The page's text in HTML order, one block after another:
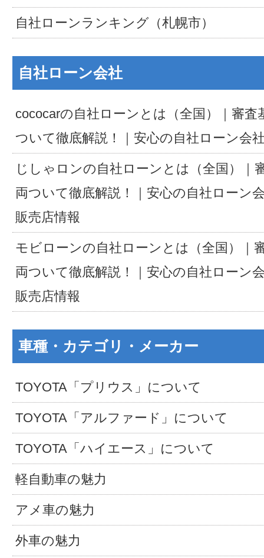
自社ローンランキング（札幌市）
自社ローン会社
cococarの自社ローンとは（全国）｜審査
ついて徹底解説！｜安心の自社ローン会
じしゃロンの自社ローンとは（全国）｜
両ついて徹底解説！｜安心の自社ローン
販売店情報
モビローンの自社ローンとは（全国）｜
両ついて徹底解説！｜安心の自社ローン
販売店情報
車種・カテゴリ・メーカー
TOYOTA「プリウス」について
TOYOTA「アルファード」について
TOYOTA「ハイエース」について
軽自動車の魅力
アメ車の魅力
外車の魅力